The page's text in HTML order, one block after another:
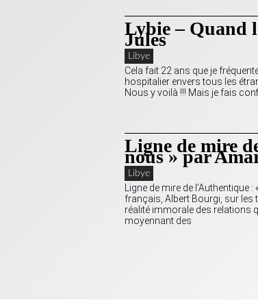
Lybie – Quand
Jules
Libye
Cela fait 22 ans que je
hospitalier envers tous les
Nous y voilà !!! Mais je fais
Ligne de mire
nous » par
Libye
Ligne de mire de
français, Albert Bourgi, sur les
réalité immorale des relations
moyennant des